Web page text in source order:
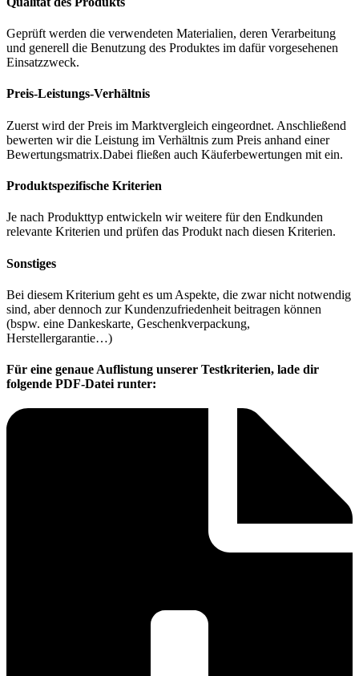
Geprüft werden die verwendeten Materialien, deren Verarbeitung
und generell die Benutzung des Produktes im dafür vorgesehenen
Einsatzzweck.
Preis-Leistungs-Verhältnis
Zuerst wird der Preis im Marktvergleich eingeordnet. Anschließend
bewerten wir die Leistung im Verhältnis zum Preis anhand einer
Bewertungsmatrix.Dabei fließen auch Käuferbewertungen mit ein.
Produktspezifische Kriterien
Je nach Produkttyp entwickeln wir weitere für den Endkunden
relevante Kriterien und prüfen das Produkt nach diesen Kriterien.
Sonstiges
Bei diesem Kriterium geht es um Aspekte, die zwar nicht notwendig
sind, aber dennoch zur Kundenzufriedenheit beitragen können
(bspw. eine Dankeskarte, Geschenkverpackung,
Herstellergarantie…)
Für eine genaue Auflistung unserer Testkriterien, lade dir
folgende PDF-Datei runter: